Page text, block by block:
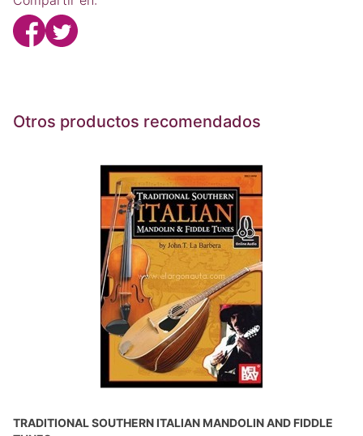
Otros productos recomendados
TRADITIONAL SOUTHERN ITALIAN MANDOLIN AND FIDDLE